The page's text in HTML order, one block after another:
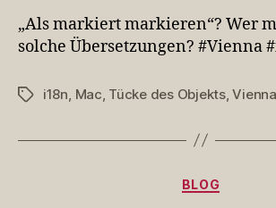
„Als markiert markieren“? Wer
solche Übersetzungen? #Vienna
Schlagwörter
i18n Mac Tücke des Objekts,Vienna
Kategorien
BLOG